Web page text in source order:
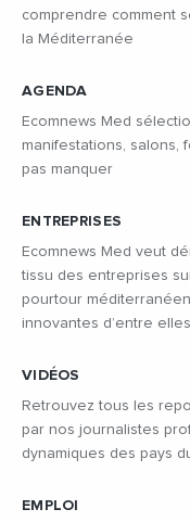
comprendre comment
la Méditerranée
AGENDA
Ecomnews Med
manifestations, salons,
pas manquer
ENTREPRISES
Ecomnews Med veut
tissu des entreprises
pourtour
innovantes d’entre elles.
VIDÉOS
Retrouvez tous les
par nos journalistes
dynamiques des pays
EMPLOI